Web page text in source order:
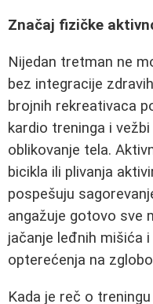
Značaj fizičke
Nijedan tretman ne
bez integracije
brojnih rekreativaca
kardio treninga i
oblikovanje tela.
bicikla ili plivanja
pospešuju
angažuje gotovo sve
jačanje leđnih mišića
opterećenja na
Kada je reč o